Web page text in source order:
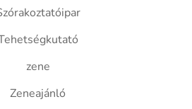
zene
Zeneajánló